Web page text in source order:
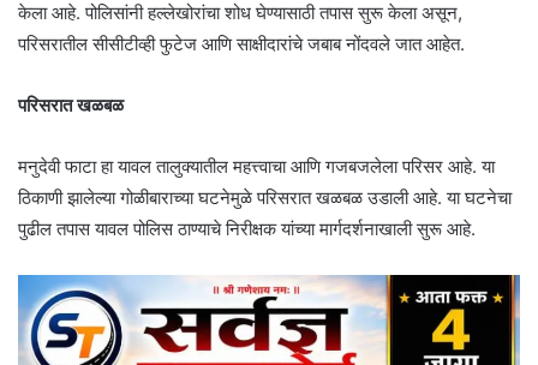
केला आहे. पोलिसांनी हल्लेखोरांचा शोध घेण्यासाठी तपास सुरू केला असून,
परिसरातील सीसीटीव्ही फुटेज आणि साक्षीदारांचे जबाब नोंदवले जात आहेत.
परिसरात खळबळ
मनुदेवी फाटा हा यावल तालुक्यातील महत्त्वाचा आणि गजबजलेला परिसर आहे. या
ठिकाणी झालेल्या गोळीबाराच्या घटनेमुळे परिसरात खळबळ उडाली आहे. या घटनेचा
पुढील तपास यावल पोलिस ठाण्याचे निरीक्षक यांच्या मार्गदर्शनाखाली सुरू आहे.